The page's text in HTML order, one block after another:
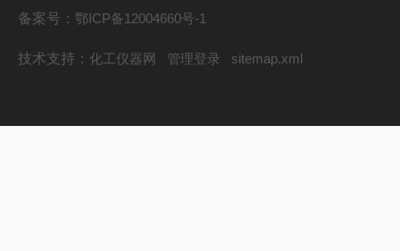
备案号： 鄂ICP备12004660号-1
技术支持： 化工仪器网 管理登录 sitemap.xml